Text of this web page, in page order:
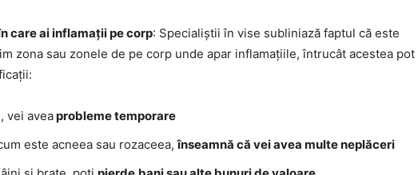
care ai inflamații pe corp: Specialiștii în vise subliniază faptul că este
zona sau zonele de pe corp unde apar inflamațiile, întrucât acestea pot
vei aveaprobleme temporare
este acneea sau rozaceea,înseamnă că vei avea multe neplăceri